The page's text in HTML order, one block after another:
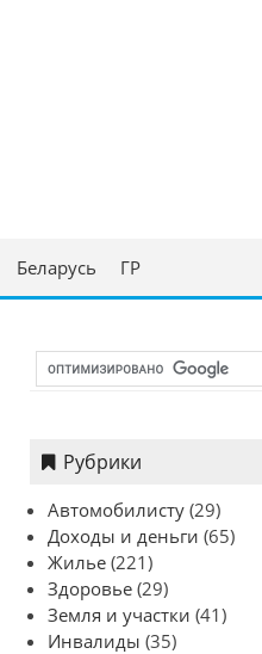
Беларусь ГР
Рубрики
Автомобилисту (29)
Доходы и деньги (65)
Жилье (221)
Здоровье (29)
Земля и участки (41)
Инвалиды (35)